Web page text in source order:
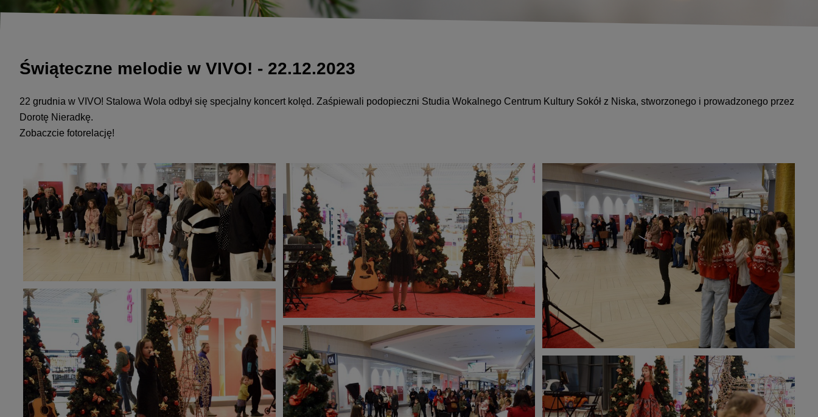
Świąteczne melodie w VIVO! - 22.12.2023
22 grudnia w VIVO! Stalowa Wola odbył się specjalny koncert kolęd. Zaśpiewali podopieczni Studia Wokalnego Centrum Kultury Sokół z Niska, stworzonego i prowadzonego przez
Dorotę Nieradkę.
Zobaczcie fotorelację!